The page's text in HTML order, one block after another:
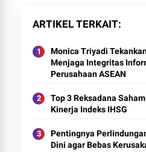
ARTIKEL TERKAIT
Monica Triyadi
Menjaga Integritas
Perusahaan ASEAN
Top 3 Reksadana
Kinerja Indeks IHSG
Pentingnya
Dini agar Bebas